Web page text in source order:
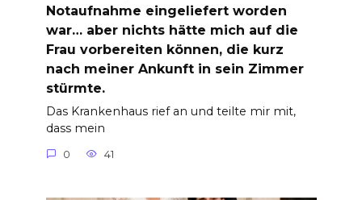
Notaufnahme eingeliefert worden
war… aber nichts hätte mich auf die
Frau vorbereiten können, die kurz
nach meiner Ankunft in sein Zimmer
stürmte.
Das Krankenhaus rief an und teilte mir mit,
dass mein
0 41